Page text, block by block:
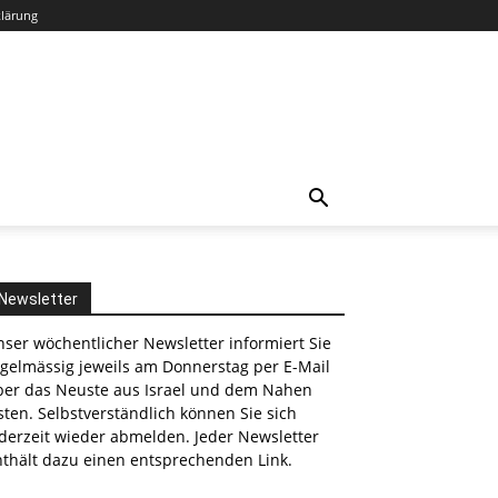
Newsletter
wöchentlicher Newsletter informiert Sie
jeweils am Donnerstag per E-Mail
das Neuste aus Israel und dem Nahen
Selbstverständlich können Sie sich
wieder abmelden. Jeder Newsletter
dazu einen entsprechenden Link.